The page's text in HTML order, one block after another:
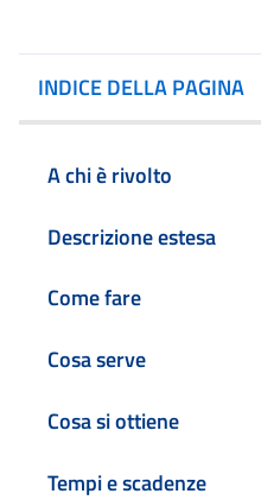
INDICE DELLA PAGINA
A chi è rivolto
Descrizione estesa
Come fare
Cosa serve
Cosa si ottiene
Tempi e scadenze